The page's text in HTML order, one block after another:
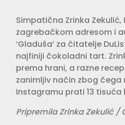
Simpatična Zrinka Zekulić,
zagrebačkom adresom i
‘Gladuša’ za čita­telje
najfiniji čokoladni tart.
prema hrani, a razne
zanimljiv način zbog čega
Instagramu prati 13 tisuća
Pripremila Zrinka Zekulić /